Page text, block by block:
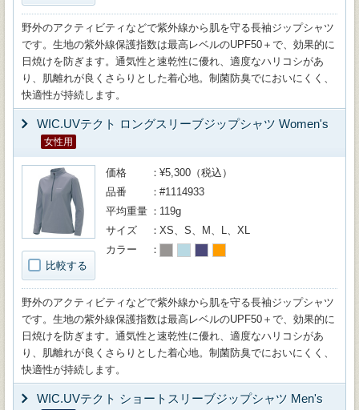
野外のアクティビティなどで紫外線から肌を守る長袖ジップシャツ
です。生地の紫外線保護指数は最高レベルのUPF50＋で、効果的に
日焼けを防ぎます。通気性と速乾性に優れ、適度なハリコシがあ
り、肌離れが良くさらりとした着心地。制菌防臭でにおいにくく、
快適性が持続します。
WIC.UVテクト ロングスリーブジップシャツ Women's
女性用
比較する
価格
¥5,300（税込）
品番
#1114933
平均重量
119g
サイズ
XS、S、M、L、XL
カラー
野外のアクティビティなどで紫外線から肌を守る長袖ジップシャツ
です。生地の紫外線保護指数は最高レベルのUPF50＋で、効果的に
日焼けを防ぎます。通気性と速乾性に優れ、適度なハリコシがあ
り、肌離れが良くさらりとした着心地。制菌防臭でにおいにくく、
快適性が持続します。
WIC.UVテクト ショートスリーブジップシャツ Men's